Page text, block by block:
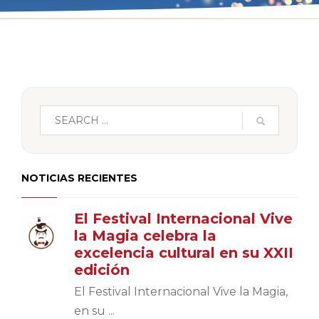
NOTICIAS RECIENTES
El Festival Internacional Vive
la Magia celebra la
excelencia cultural en su XXII
edición
El Festival Internacional Vive la Magia,
en su ...